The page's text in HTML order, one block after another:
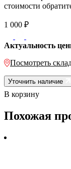
стоимости
1 000 ₽
Актуальность
Посмотреть
Уточнить наличие
В корзину
Похожая